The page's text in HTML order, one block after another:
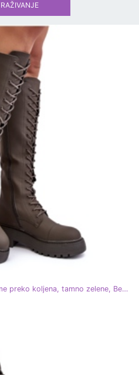
PS1 Tople čizme na vezanje, čizme preko koljena, tamno zelene, Bergdis zelena